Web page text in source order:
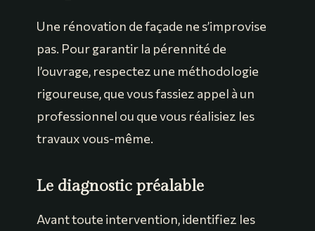
Une rénovation de façade ne s’improvise
pas. Pour garantir la pérennité de
l’ouvrage, respectez une méthodologie
rigoureuse, que vous fassiez appel à un
professionnel ou que vous réalisiez les
travaux vous-même.
Le diagnostic préalable
Avant toute intervention, identifiez les